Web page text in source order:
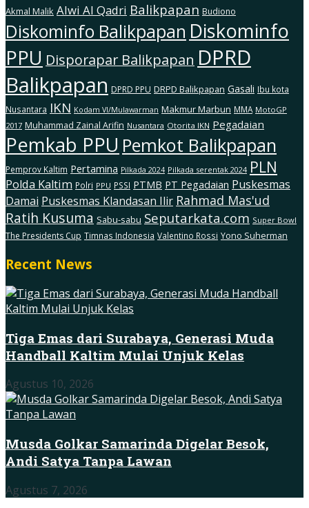
Akmal Malik Alwi Al Qadri Balikpapan Budiono
Diskominfo Balikpapan Diskominfo
PPU Disporapar Balikpapan DPRD
Balikpapan DPRD PPU DRPD Balikpapan Gasali Ibu kota
Nusantara IKN Kodam Vl/Mulawarman Makmur Marbun MMA MotoGP
2017 Muhammad Zainal Arifin Nusantara Otorita IKN Pegadaian
Pemkab PPU Pemkot Balikpapan
Pemprov Kaltim Pertamina Pilkada 2024 Pilkada serentak 2024 PLN
Polda Kaltim Polri PPU PSSI PTMB PT Pegadaian Puskesmas
Damai Puskesmas Klandasan Ilir Rahmad Mas'ud
Ratih Kusuma Sabu-sabu Seputarkata.com Super Bowl
The Presidents Cup Timnas Indonesia Valentino Rossi Yono Suherman
Recent News
Tiga Emas dari Surabaya, Generasi Muda
Handball Kaltim Mulai Unjuk Kelas
Agustus 10, 2026
Musda Golkar Samarinda Digelar Besok,
Andi Satya Tanpa Lawan
Agustus 7, 2026